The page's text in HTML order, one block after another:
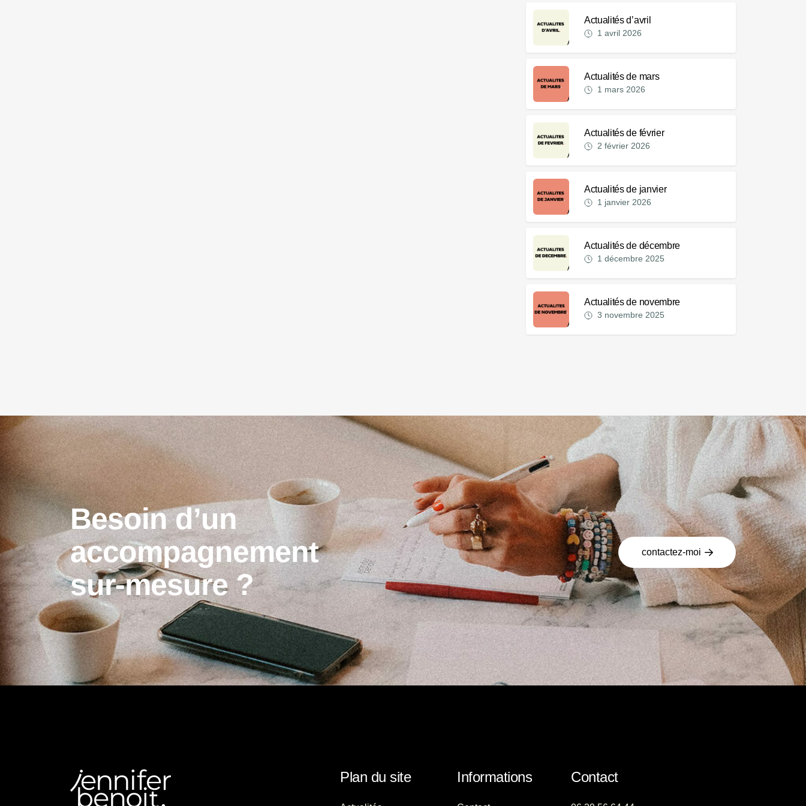
Actualités d’avril
1 avril 2026
Actualités de mars
1 mars 2026
Actualités de février
2 février 2026
Actualités de janvier
1 janvier 2026
Actualités de décembre
1 décembre 2025
Actualités de novembre
3 novembre 2025
Besoin d’un
accompagnement
sur-mesure ?
contactez-moi
Plan du site Informations Contact